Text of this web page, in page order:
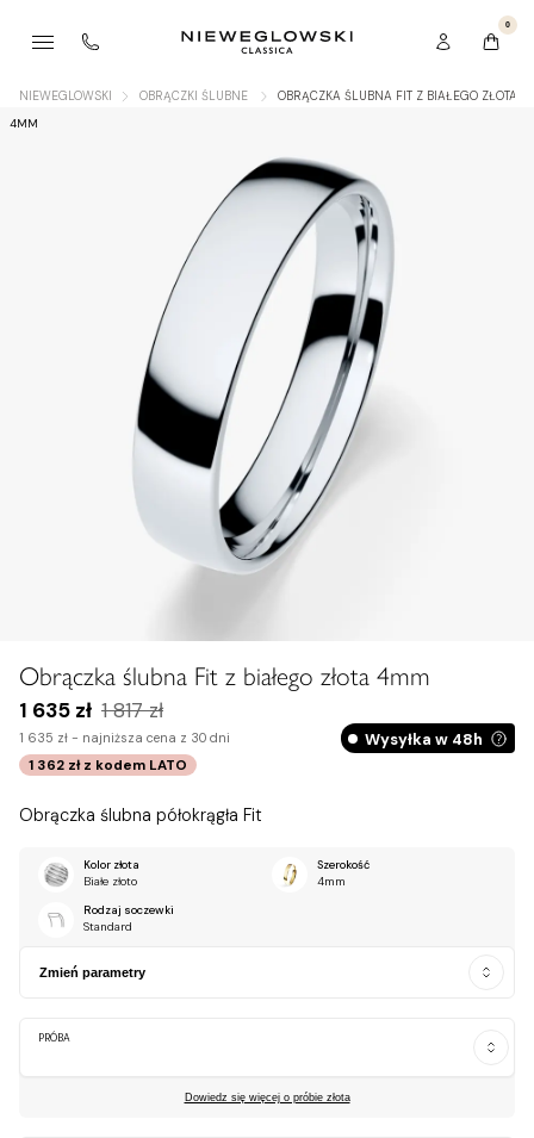
0
NIEWEGLOWSKI OBRĄCZKI ŚLUBNE OBRĄCZKA ŚLUBNA FIT Z BIAŁEGO ZŁOTA
4MM
Zobacz na dłoni
Obrączka ślubna Fit z białego złota 4mm
1 635 zł 1 817 zł
1 635 zł - najniższa cena z 30 dni
1 362 zł z kodem LATO
Wysyłka w 48h
Obrączka ślubna półokrągła Fit
Kolor złota
Białe złoto
Szerokość
4mm
Rodzaj soczewki
Standard
Zmień parametry
PRÓBA
Dowiedz się więcej o próbie złota